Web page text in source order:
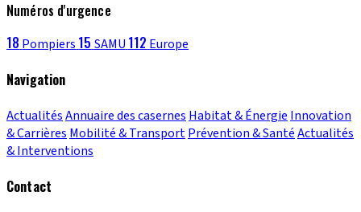
Numéros d'urgence
18 Pompiers 15 SAMU 112 Europe
Navigation
ActualitésAnnuaire des casernes Habitat & Énergie Innovation
& Carrières Mobilité & TransportPrévention & SantéActualités
& Interventions
Contact